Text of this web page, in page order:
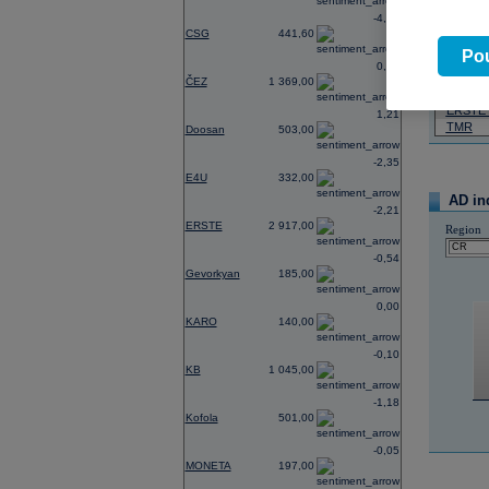
CSG 441,60
-4,62
ČEZ 1 369,00
0,74
Doosan 503,00
1,21
E4U 332,00
-2,35
ERSTE 2 917,00
-2,21
Gevorkyan 185,00
-0,54
KARO 140,00
0,00
KB 1 045,00
-0,10
Kofola 501,00
-1,18
MONETA 197,00
-0,05
Název
ČEZ
ERSTE
TMR
AD
Region